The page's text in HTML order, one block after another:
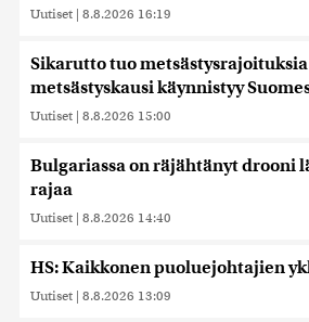
Uutiset | 8.8.2026 16:19
Sikarutto tuo
metsästyskausi käynnistyy
Uutiset | 8.8.2026 15:00
Bulgariassa on räjähtänyt drooni
rajaa
Uutiset | 8.8.2026 14:40
HS: Kaikkonen puoluejohtajien
Uutiset | 8.8.2026 13:09